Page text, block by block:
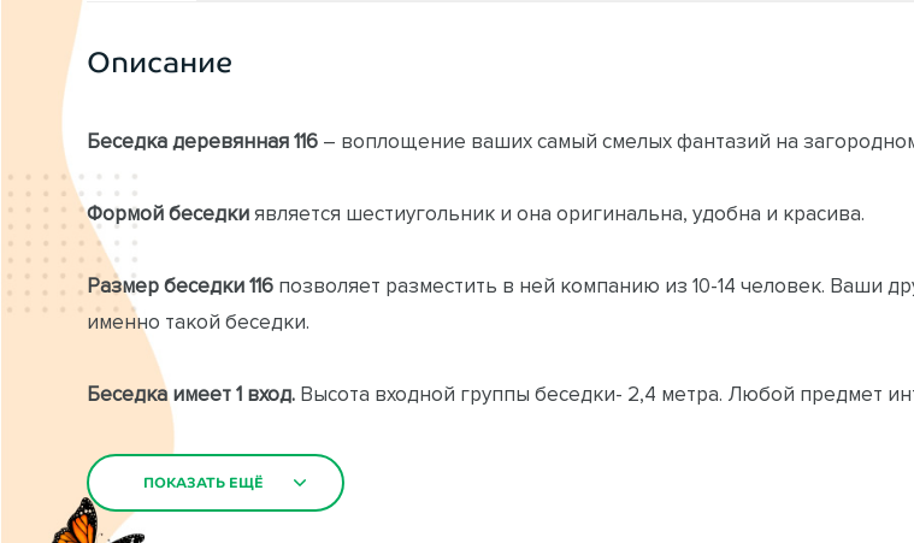
Описание
Беседка деревянная 116 – воплощение ваших самый смелых фантазий на загородном
Формой беседки является шестиугольник и она оригинальна, удобна и красива.
Размер беседки 116 позволяет разместить в ней компанию из 10-14 человек. Ваши
именно такой беседки.
Беседка имеет 1 вход. Высота входной группы беседки- 2,4 метра. Любой предмет
Детали шестиугольной беседки 116
при изготовлении точно и четко подгоняются
камерной сушки, что исключает скрипы и рассыхания узлов и стыков в беседке.
ПОКАЗАТЬ ЕЩЁ
ПОКАЗАТЬ ЕЩЁ